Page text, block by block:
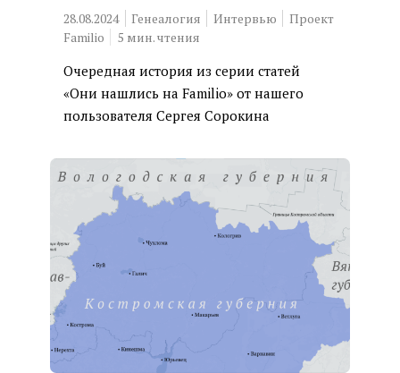
28.08.2024 Генеалогия Интервью
Проект
Familio
5 мин. чтения
Очередная история из серии статей
«Они нашлись на Familio» от нашего
пользователя Сергея Сорокина